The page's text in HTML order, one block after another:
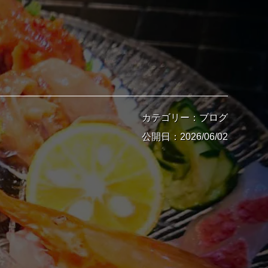
カテゴリー：ブログ
公開日：2026/06/02